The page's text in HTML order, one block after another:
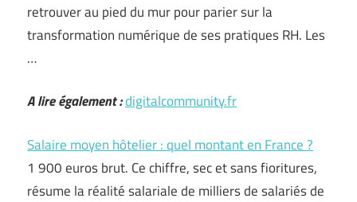
retrouver au pied du mur pour parier sur la
transformation numérique de ses pratiques RH. Les
…
A lire également :digitalcommunity.fr
Salaire moyen hôtelier : quel montant en France ?
1 900 euros brut. Ce chiffre, sec et sans fioritures,
résume la réalité salariale de milliers de salariés de